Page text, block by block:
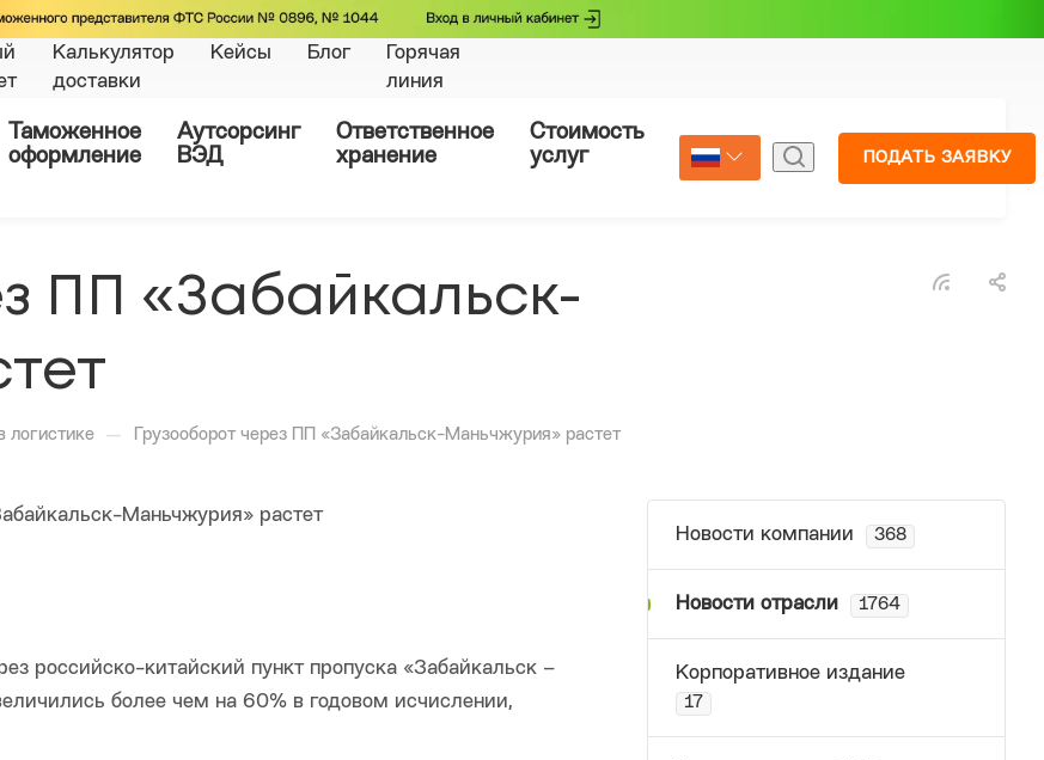
Калькулятор
доставки
Кейсы Блог
Горячая
линия
Таможенное
оформление
Аутсорсинг
ВЭД
Ответственное
хранение
Стоимость
услуг
Страхование
Select Language
ПОДАТЬ ЗАЯВКУ
ПП «Забайкальск-
логистике — Грузооборот через ПП «Забайкальск-Маньчжурия» растет
российско-китайский пункт пропуска «Забайкальск –
более чем на 60% в годовом исчислении,
Новости компании 368
Новости отрасли 1764
Корпоративное издание
17